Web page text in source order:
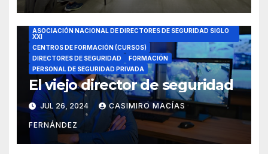
ASOCIACIÓN NACIONAL DE DIRECTORES DE SEGURIDAD SIGLO
XXI
CENTROS DE FORMACIÓN (CURSOS)
DIRECTORES DE SEGURIDAD
FORMACIÓN
PERSONAL DE SEGURIDAD PRIVADA
El viejo director de seguridad
JUL 26, 2024 CASIMIRO MACÍAS
FERNÁNDEZ